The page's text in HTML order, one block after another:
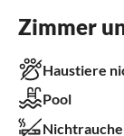
Zimmer
Haustiere
Pool